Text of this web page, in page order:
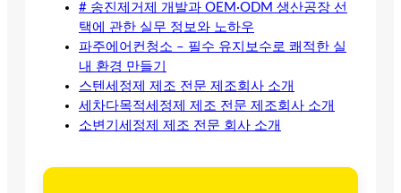
# 송진제거제 개발과 OEM·ODM 생산공장 선
택에 관한 실무 정보와 노하우
파주에어컨청소 – 필수 유지보수로 쾌적한 실
내 환경 만들기
스텐세정제 제조 전문 제조회사 소개
세차다목적세정제 제조 전문 제조회사 소개
소변기세정제 제조 전문 회사 소개